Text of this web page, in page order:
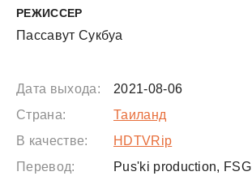
РЕЖИССЕР
Пассавут Сукбуа
Дата выхода:
2021-08-06
Страна:
Таиланд
В качестве:
HDTVRip
Перевод:
Pus'ki production, FSG